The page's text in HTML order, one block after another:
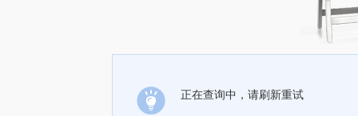
正在查询中，请刷新重试